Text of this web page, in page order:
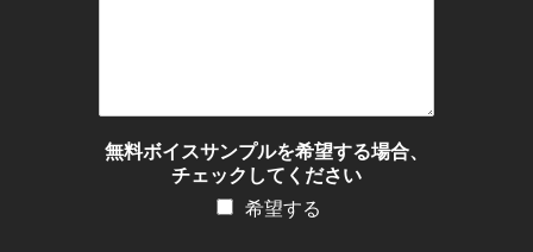
無料ボイスサンプルを希望する場合、
チェックしてください
希望する